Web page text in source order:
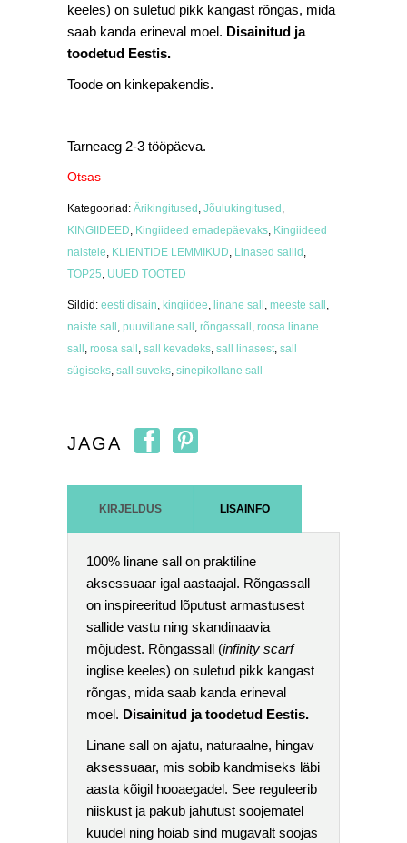
keeles) on suletud pikk kangast rõngas, mida
saab kanda erineval moel. Disainitud ja
toodetud Eestis.
Toode on kinkepakendis.
Tarneaeg 2-3 tööpäeva.
Otsas
Kategooriad: Ärikingitused , Jõulukingitused ,
KINGIIDEED, Kingiideed emadepäevaks, Kingiideed
naistele, KLIENTIDE LEMMIKUD, Linased sallid ,
TOP25, UUED TOOTED
Sildid: eesti disain, kingiidee, linane sall , meeste sall ,
naiste sall , puuvillane sall , rõngassall , roosa linane
sall , roosa sall , sall kevadeks, sall linasest, sall
sügiseks, sall suveks, sinepikollane sall
JAGA
KIRJELDUS LISAINFO
100% linane sall on praktiline
aksessuaar igal aastaajal. Rõngassall
on inspireeritud lõputust armastusest
sallide vastu ning skandinaavia
mõjudest. Rõngassall (infinity scarf
inglise keeles) on suletud pikk kangast
rõngas, mida saab kanda erineval
moel. Disainitud ja toodetud Eestis.
Linane sall on ajatu, naturaalne, hingav
aksessuaar, mis sobib kandmiseks läbi
aasta kõigil hooaegadel. See reguleerib
niiskust ja pakub jahutust soojematel
kuudel ning hoiab sind mugavalt soojas